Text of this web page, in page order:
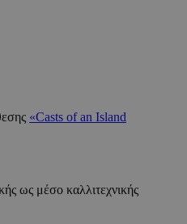
«Casts of an Island
ως μέσο καλλιτεχνικής